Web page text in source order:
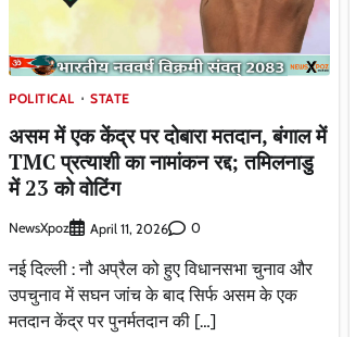
POLITICAL STATE
असम में एक केंद्र पर दोबारा मतदान, बंगाल में
TMC प्रत्याशी का नामांकन रद्द; तमिलनाडु
में 23 को वोटिंग
NewsXpoz April 11, 2026 0
नई दिल्ली : नौ अप्रैल को हुए विधानसभा चुनाव और
उपचुनाव में सघन जांच के बाद सिर्फ असम के एक
मतदान केंद्र पर पुनर्मतदान की […]